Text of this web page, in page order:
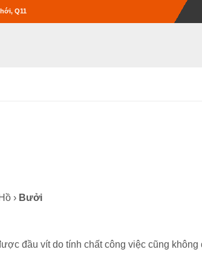
Q11
› Bưởi
đầu vít do tính chất công việc cũng